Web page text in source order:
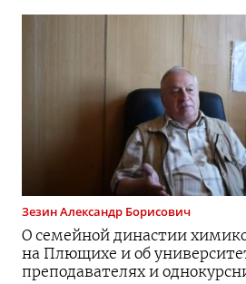
ЗезинАлександр Борисович
О семейной династии
на Плющихе и об
преподавателях и